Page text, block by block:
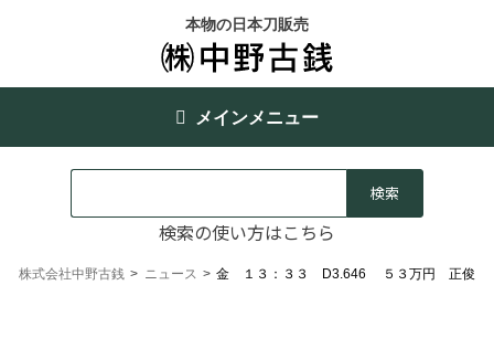
本物の日本刀販売
メインメニュー
検索の使い方はこちら
株式会社中野古銭 > ニュース > 金 １３：３３ D3.646 ５３万円 正俊